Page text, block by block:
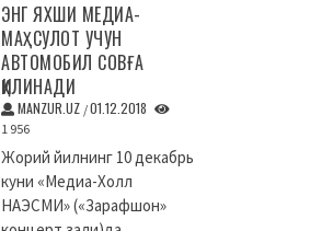
ЭНГ ЯХШИ МЕДИА-
МАҲСУЛОТ УЧУН
АВТОМОБИЛ СОВҒА
ҚИЛИНАДИ
MANZUR.UZ /01.12.2018
1 956
Жорий йилнинг 10 декабрь
куни «Медиа-Холл
НАЭСМИ» («Зарафшон»